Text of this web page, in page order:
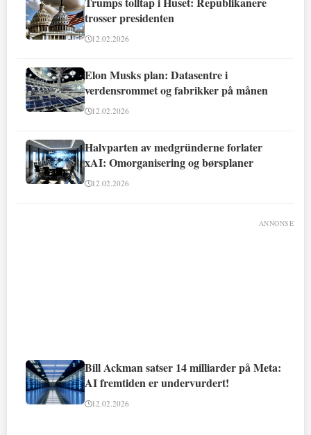
trosser presidenten
12.02.2026
Elon Musks plan: Datasentre i
verdensrommet og fabrikker på månen
12.02.2026
Halvparten av medgründerne forlater
xAI: Omorganisering og børsplaner
12.02.2026
ANNONSE
Bill Ackman satser 14 milliarder på Meta:
AI fremtiden er undervurdert!
12.02.2026